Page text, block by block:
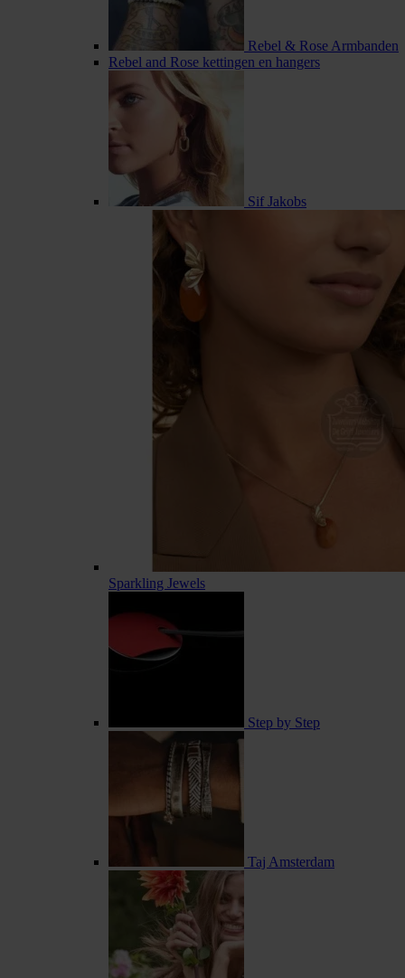
Rebel & Rose Armbanden
Rebel and Rose kettingen en hangers
Sif Jakobs
Sparkling Jewels
Step by Step
Taj Amsterdam